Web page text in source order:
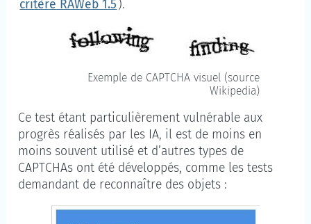
critère RAWeb 1.5).
Exemple de CAPTCHA visuel (source
Wikipedia)
Ce test étant particulièrement vulnérable aux
progrès réalisés par les IA, il est de moins en
moins souvent utilisé et d’autres types de
CAPTCHAs ont été développés, comme les tests
demandant de reconnaître des objets :